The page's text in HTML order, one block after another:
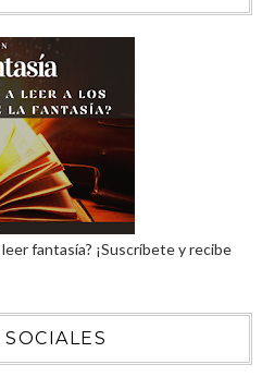
fantasía? ¡Suscríbete y recibe